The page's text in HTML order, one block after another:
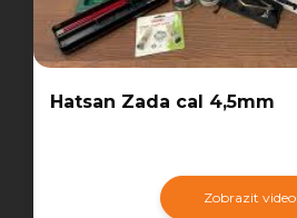
Hatsan Zada cal 4,5mm
Zobrazit video